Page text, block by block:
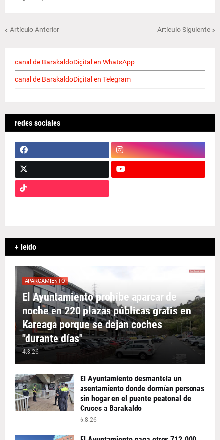
Artículo Anterior Artículo Siguiente
canal de BarakaldoDigital en WhatsApp
canal de BarakaldoDigital en Telegram
redes sociales
+ leído
APARCAMIENTO
El Ayuntamiento prohíbe aparcar de
noche en 220 plazas públicas gratis en
Kareaga porque se dejan coches
"durante días"
4.8.26
El Ayuntamiento desmantela un
asentamiento donde dormían personas
sin hogar en el puente peatonal de
Cruces a Barakaldo
6.8.26